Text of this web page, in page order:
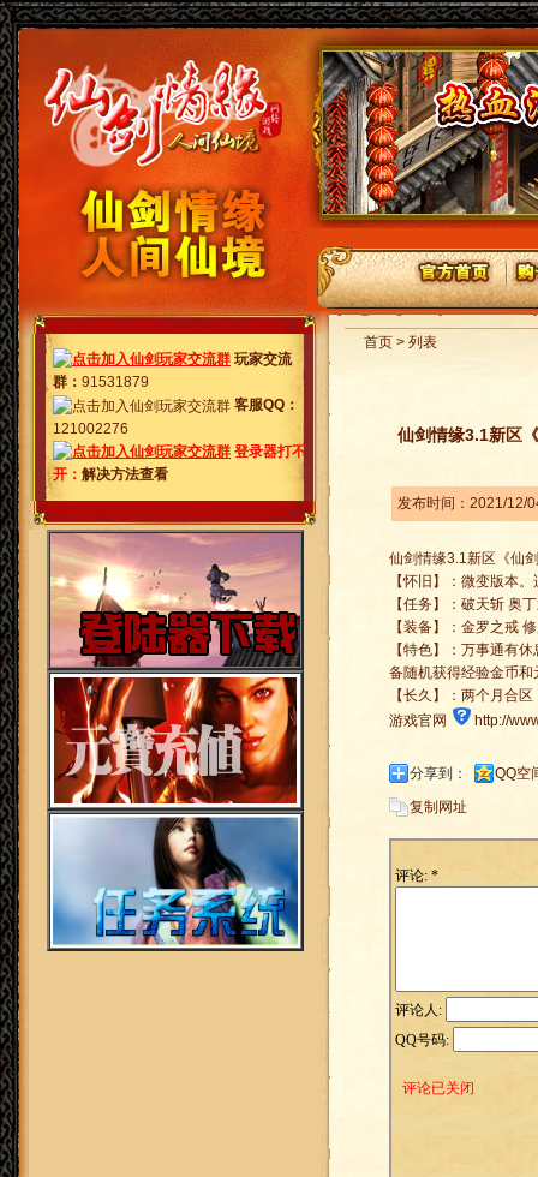
玩家交流
群 ： 91531879
客服QQ：
121002276
登录器打不
开： 解决方法查看
首页 > 列表
仙剑情缘3.1新区
发布时间：2021/12/
仙剑情缘3.1新区《仙
【怀旧】：微变版本
【任务】：破天斩 奥
【装备】：金罗之戒
【特色】：万事通有
备随机获得经验金币和
【长久】：两个月合
游戏官网
http://
分享到：
QQ空
复制网址